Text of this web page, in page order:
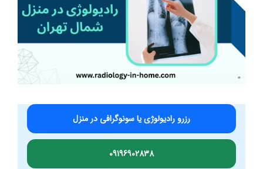
رزرو رادیولوژی یا سونوگرافی در منزل
09196902838